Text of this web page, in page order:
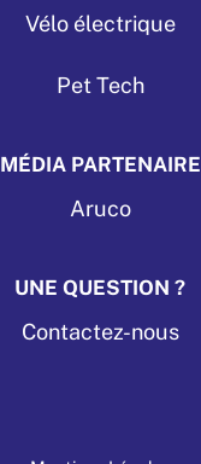
Vélo électrique
Pet Tech
MÉDIA PARTENAIRE
Aruco
UNE QUESTION ?
Contactez-nous